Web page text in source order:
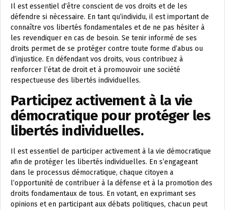
Il est essentiel d’être conscient de vos droits et de les
défendre si nécessaire. En tant qu’individu, il est important de
connaître vos libertés fondamentales et de ne pas hésiter à
les revendiquer en cas de besoin. Se tenir informé de ses
droits permet de se protéger contre toute forme d’abus ou
d’injustice. En défendant vos droits, vous contribuez à
renforcer l’état de droit et à promouvoir une société
respectueuse des libertés individuelles.
Participez activement à la vie
démocratique pour protéger les
libertés individuelles.
Il est essentiel de participer activement à la vie démocratique
afin de protéger les libertés individuelles. En s’engageant
dans le processus démocratique, chaque citoyen a
l’opportunité de contribuer à la défense et à la promotion des
droits fondamentaux de tous. En votant, en exprimant ses
opinions et en participant aux débats politiques, chacun peut